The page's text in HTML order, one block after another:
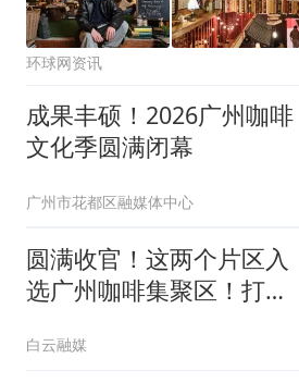
环球网资讯
成果丰硕！2026广州咖啡
文化季圆满闭幕
广州市花都区融媒体中心
圆满收官！这两个片区入
选广州咖啡集聚区！打卡
白云融媒